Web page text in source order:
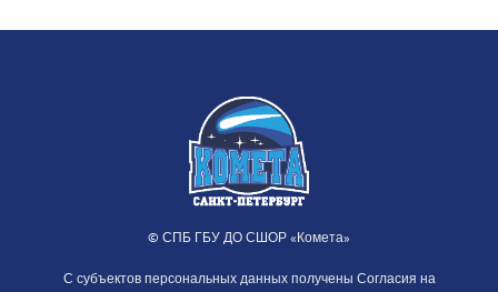
© СПБ ГБУ ДО СШОР «Комета»
С субъектов персональных данных получены Согласия на